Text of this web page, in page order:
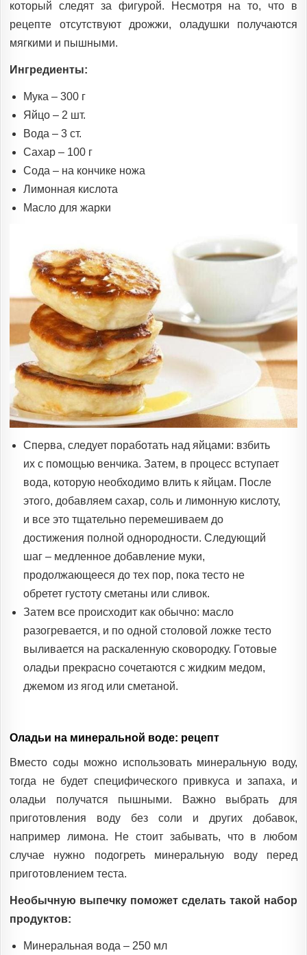
который следят за фигурой. Несмотря на то, что в
рецепте отсутствуют дрожжи, оладушки получаются
мягкими и пышными.
Ингредиенты:
Мука – 300 г
Яйцо – 2 шт.
Вода – 3 ст.
Сахар – 100 г
Сода – на кончике ножа
Лимонная кислота
Масло для жарки
Сперва, следует поработать над яйцами: взбить
их с помощью венчика. Затем, в процесс вступает
вода, которую необходимо влить к яйцам. После
этого, добавляем сахар, соль и лимонную кислоту,
и все это тщательно перемешиваем до
достижения полной однородности. Следующий
шаг – медленное добавление муки,
продолжающееся до тех пор, пока тесто не
обретет густоту сметаны или сливок.
Затем все происходит как обычно: масло
разогревается, и по одной столовой ложке тесто
выливается на раскаленную сковородку. Готовые
оладьи прекрасно сочетаются с жидким медом,
джемом из ягод или сметаной.
Оладьи на минеральной воде: рецепт
Вместо соды можно использовать минеральную воду,
тогда не будет специфического привкуса и запаха, и
оладьи получатся пышными. Важно выбрать для
приготовления воду без соли и других добавок,
например лимона. Не стоит забывать, что в любом
случае нужно подогреть минеральную воду перед
приготовлением теста.
Необычную выпечку поможет сделать такой набор
продуктов:
Минеральная вода – 250 мл